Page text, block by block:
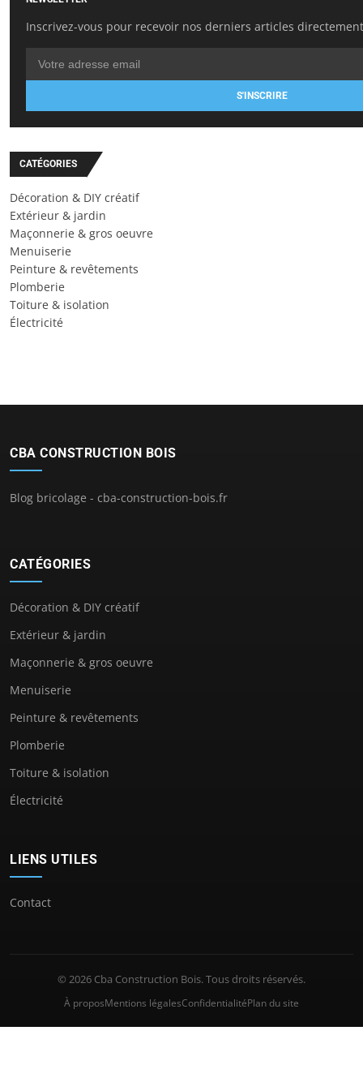
Inscrivez-vous pour recevoir nos derniers articles
S'INSCRIRE
CATÉGORIES
Décoration & DIY créatif
Extérieur & jardin
Maçonnerie & gros oeuvre
Menuiserie
Peinture & revêtements
Plomberie
Toiture & isolation
Électricité
CBA CONSTRUCTION BOIS
Blog bricolage - cba-construction-bois.fr
CATÉGORIES
Décoration & DIY créatif
Extérieur & jardin
Maçonnerie & gros oeuvre
Menuiserie
Peinture & revêtements
Plomberie
Toiture & isolation
Électricité
LIENS UTILES
Contact
© 2026 Cba Construction Bois. Tous droits réservés.
À proposMentions légalesConfidentialitéPlan du site